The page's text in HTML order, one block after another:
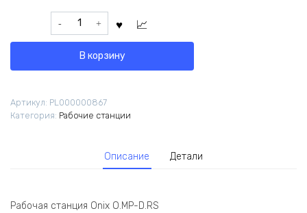
составляла
989,00 ₽.
991,00 ₽.
Количество
товара
Рабочая
П-
образном
Белый
В корзину
Артикул: PL000000867
Категория: Рабочие станции
Описание Детали
Рабочая станция Onix O.MP-D.RS